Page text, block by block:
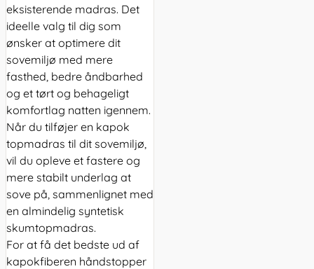
eksisterende madras. Det
ideelle valg til dig som
ønsker at optimere dit
sovemiljø med mere
fasthed, bedre åndbarhed
og et tørt og behageligt
komfortlag natten igennem.
Når du tilføjer en kapok
topmadras til dit sovemiljø,
vil du opleve et fastere og
mere stabilt underlag at
sove på, sammenlignet med
en almindelig syntetisk
skumtopmadras.
For at få det bedste ud af
kapokfiberen håndstopper